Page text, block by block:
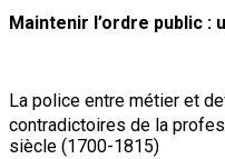
Maintenir l’ordre public :
La police entre métier et
contradictoires de la
siècle (1700-1815)